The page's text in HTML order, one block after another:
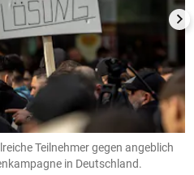
Teilnehmer gegen angeblich
in Deutschland.